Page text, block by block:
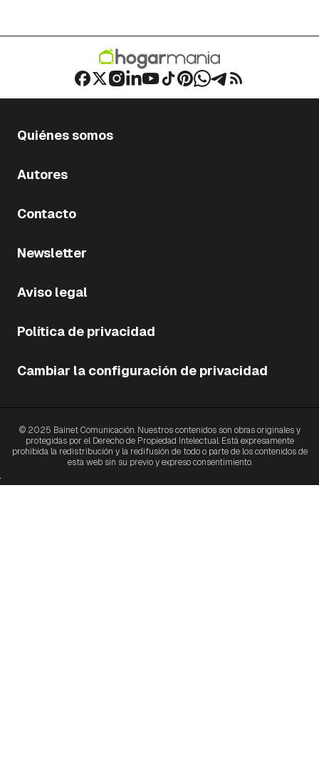
Quiénes somos
Autores
Contacto
Newsletter
Aviso legal
Política de privacidad
Cambiar la configuración de privacidad
© 2025 Bainet Comunicación. Nuestros contenidos son obras originales y
protegidas por el Derecho de Propiedad Intelectual. Está expresamente
prohibida la redistribución y la redifusión de todo o parte de los contenidos de
esta web sin su previo y expreso consentimiento.